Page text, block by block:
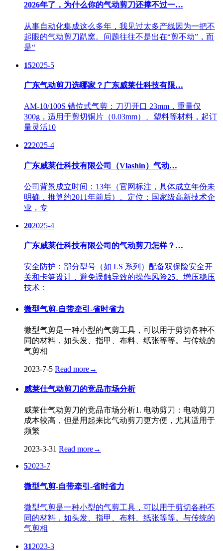
2026年了，为什么你的气动剪刀还撑不过一…
从事自动化集成这么多年，我见过太多产线因为一把不
起眼的气动剪刀趴窝。问题往往不是出在“剪不动”，而
是“
152025-5
广东气动剪刀选哪家？广东威莱仕科技有限…
AM-10/100S 错位式气剪：刀刃开口 23mm，重量仅
300g，适用于剪切铜片（0.03mm）、塑料等材料，起订
量灵活10
222025-4
广东威莱仕科技有限公司（Vlashin）气动…
公司背景成立时间：13年（官网标注，具体成立年份未
明确，推算约2011年前后）。定位：国家级高新技术企
业，专
202025-4
广东威莱仕科技有限公司的气动剪刀怎样？…
安全防护：部分型号（如 LS 系列）配备双保险安全开
关和卡笋设计，避免误触导致的操作风险25。增压稳压
技术：
微型气剪-自带牵引-省时省力
微型气剪是一种小型的气剪工具，可以用于剪切各种不
同的材料，如头发、指甲、布料、纸张等等。与传统的
气剪相
2023-7-5 Read more→
威莱仕气动剪刀的竞品市场分析
威莱仕气动剪刀的竞品市场分析1. 电动剪刀：电动剪刀
成本较高，但是用起来比气动剪刀更方便，尤其适用于
频繁
2023-3-31 Read more→
52023-7
微型气剪-自带牵引-省时省力
微型气剪是一种小型的气剪工具，可以用于剪切各种不
同的材料，如头发、指甲、布料、纸张等等。与传统的
气剪相
312023-3